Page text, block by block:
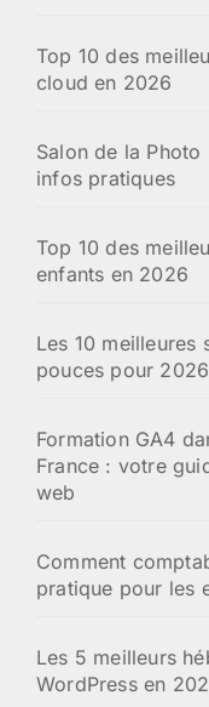
Top 10 des
cloud en 2026
Salon de la
infos pratiques
Top 10 des
enfants en 2026
Les 10 meilleures
pouces pour 2026
Formation GA4
France : votre
web
Comment
pratique pour les
Les 5 meilleurs
WordPress en